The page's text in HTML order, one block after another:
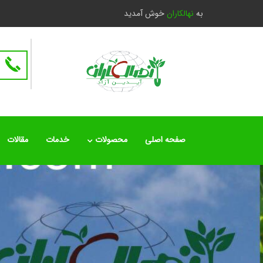
به نهالکاران خوش آمدید
صفحه اصلی محصولات خدمات مقالات